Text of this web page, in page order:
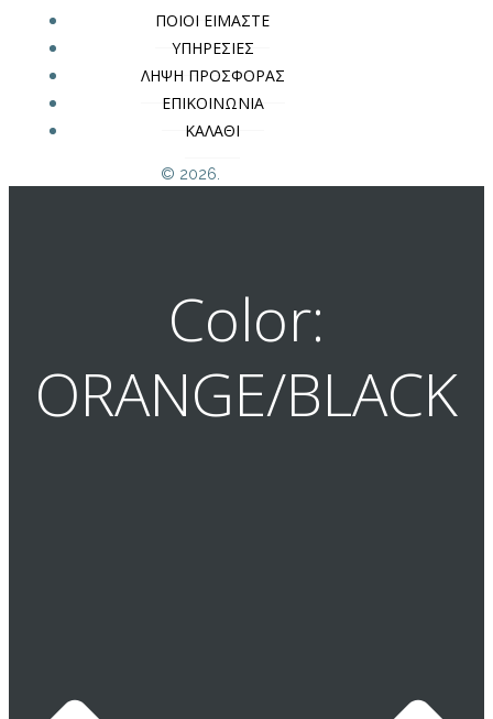
ΠΟΙΟΙ ΕΙΜΑΣΤΕ
ΥΠΗΡΕΣΙΕΣ
ΛΗΨΗ ΠΡΟΣΦΟΡΑΣ
ΕΠΙΚΟΙΝΩΝΙΑ
ΚΑΛΑΘΙ
© 2026.
Color:
ORANGE/BLACK